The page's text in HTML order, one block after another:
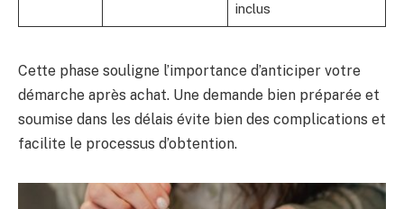
inclus
Cette phase souligne l’importance d’anticiper votre
démarche après achat. Une demande bien préparée et
soumise dans les délais évite bien des complications et
facilite le processus d’obtention.